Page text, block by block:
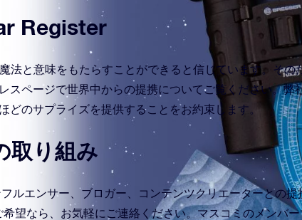
Register
法と意味をもたらすことができると信じています。その
スページで世界中からの提携についてご覧ください。弊
どのサプライズを提供することをお約束します。
取り組み
ルエンサー、ブロガー、コンテンツクリエーターとの提
希望なら、お気軽にご連絡ください。マスコミのメンバ